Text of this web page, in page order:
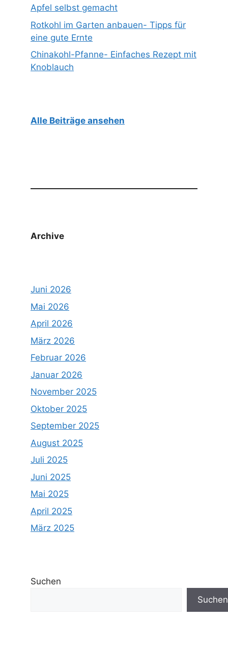
Apfel selbst gemacht
Rotkohl im Garten anbauen- Tipps für
eine gute Ernte
Chinakohl-Pfanne- Einfaches Rezept mit
Knoblauch
Alle Beiträge ansehen
Archive
Juni 2026
Mai 2026
April 2026
März 2026
Februar 2026
Januar 2026
November 2025
Oktober 2025
September 2025
August 2025
Juli 2025
Juni 2025
Mai 2025
April 2025
März 2025
Suchen
Suchen